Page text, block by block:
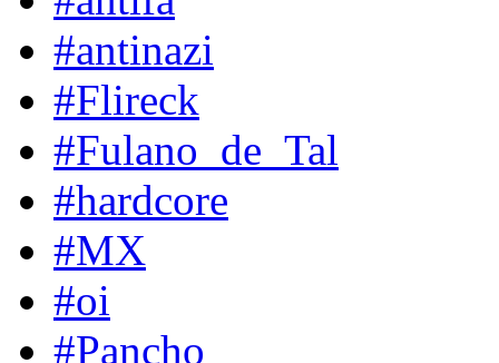
#antinazi
#Flireck
#Fulano_de_Tal
#hardcore
#MX
#oi
#Pancho